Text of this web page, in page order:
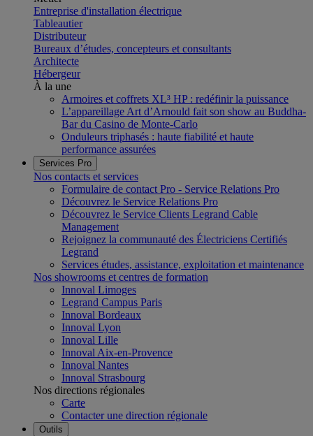
Entreprise d'installation électrique
Tableautier
Distributeur
Bureaux d’études, concepteurs et consultants
Architecte
Hébergeur
À la une
Armoires et coffrets XL³ HP : redéfinir la puissance
L’appareillage Art d’Arnould fait son show au Buddha-
Bar du Casino de Monte-Carlo
Onduleurs triphasés : haute fiabilité et haute
performance assurées
Services Pro
Nos contacts et services
Formulaire de contact Pro - Service Relations Pro
Découvrez le Service Relations Pro
Découvrez le Service Clients Legrand Cable
Management
Rejoignez la communauté des Électriciens Certifiés
Legrand
Services études, assistance, exploitation et maintenance
Nos showrooms et centres de formation
Innoval Limoges
Legrand Campus Paris
Innoval Bordeaux
Innoval Lyon
Innoval Lille
Innoval Aix-en-Provence
Innoval Nantes
Innoval Strasbourg
Nos directions régionales
Carte
Contacter une direction régionale
Outils